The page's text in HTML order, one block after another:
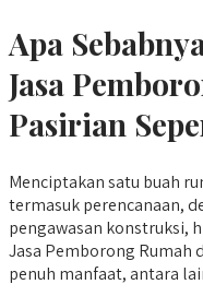
Apa
Jasa
Pasirian
Menciptakan satu buah
termasuk perencanaan,
pengawasan konstruksi,
Jasa Pemborong Rumah
penuh manfaat, antara